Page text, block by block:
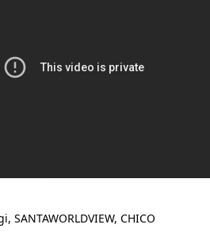
SANTAWORLDVIEW, CHICO